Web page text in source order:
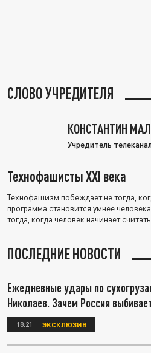
СЛОВО УЧРЕДИТЕЛЯ
КОНСТАНТИН
Учредитель
Технофашисты XXI века
Технофашизм побеждает не тогда,
программа становится умнее
тогда, когда человек начинает
ПОСЛЕДНИЕ НОВОСТИ
Ежедневные удары по
Николаев. Зачем Россия
18:21 ЭКСКЛЮЗИВ